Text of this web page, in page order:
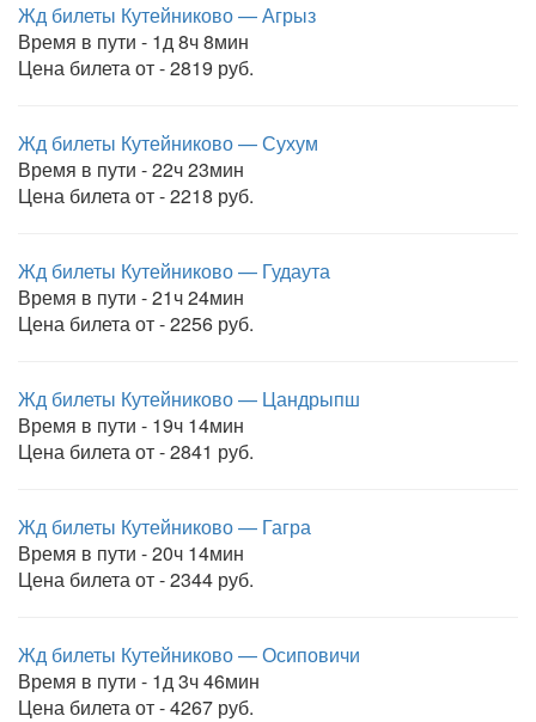
Жд билеты Кутейниково — Агрыз
Время в пути - 1д 8ч 8мин
Цена билета от - 2819 руб.
Жд билеты Кутейниково — Сухум
Время в пути - 22ч 23мин
Цена билета от - 2218 руб.
Жд билеты Кутейниково — Гудаута
Время в пути - 21ч 24мин
Цена билета от - 2256 руб.
Жд билеты Кутейниково — Цандрыпш
Время в пути - 19ч 14мин
Цена билета от - 2841 руб.
Жд билеты Кутейниково — Гагра
Время в пути - 20ч 14мин
Цена билета от - 2344 руб.
Жд билеты Кутейниково — Осиповичи
Время в пути - 1д 3ч 46мин
Цена билета от - 4267 руб.